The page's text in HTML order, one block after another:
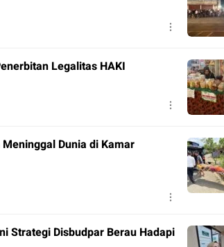
Legalitas HAKI
Dunia di Kamar
Strategi Disbudpar Berau Hadapi